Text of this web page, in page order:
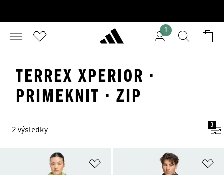
1
TERREX XPERIOR ·
PRIMEKNIT · ZIP
2 výsledky
3
Přidat do seznamu přání